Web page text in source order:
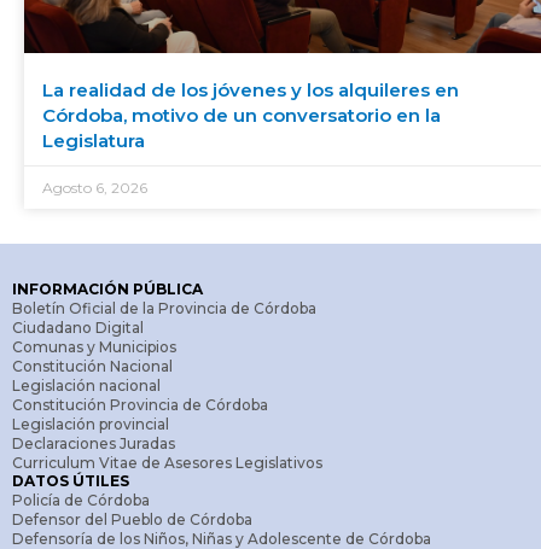
La realidad de los jóvenes y los alquileres en
Córdoba, motivo de un conversatorio en la
Legislatura
Agosto 6, 2026
INFORMACIÓN PÚBLICA
Boletín Oficial de la Provincia de Córdoba
Ciudadano Digital
Comunas y Municipios
Constitución Nacional
Legislación nacional
Constitución Provincia de Córdoba
Legislación provincial
Declaraciones Juradas
Curriculum Vitae de Asesores Legislativos
DATOS ÚTILES
Policía de Córdoba
Defensor del Pueblo de Córdoba
Defensoría de los Niños, Niñas y Adolescente de Córdoba